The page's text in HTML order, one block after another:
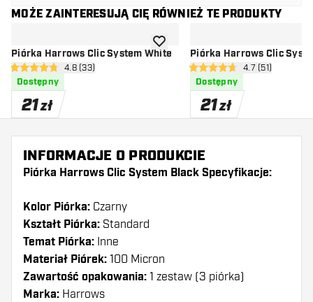
MOŻE ZAINTERESUJĄ CIĘ RÓWNIEŻ TE PRODUKTY
Piórka Harrows Clic System White
otwórz panel recenzji
4.8 gwiazdki oceny
4.8 (33)
Dostępny
21zł
dodaj do listy życzeń
Piórka Harrows Clic
otwórz panel
4.7 gwiazdki oceny
4.7 (51)
Dostępny
21zł
INFORMACJE O PRODUKCIE
Piórka Harrows Clic System Black Specyfikacje:
Kolor Piórka: Czarny
Kształt Piórka: Standard
Temat Piórka: Inne
Materiał Piórek: 100 Micron
Zawartość opakowania: 1 zestaw (3 piórka)
Marka: Harrows